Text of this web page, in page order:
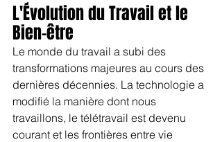
L'Évolution du Travail et le
Bien-être
Le monde du travail a subi des
transformations majeures au cours des
dernières décennies. La technologie a
modifié la manière dont nous
travaillons, le télétravail est devenu
courant et les frontières entre vie